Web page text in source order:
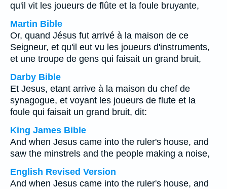
qu'il vit les joueurs de flûte et la foule bruyante,
Martin Bible
Or, quand Jésus fut arrivé à la maison de ce
Seigneur, et qu'il eut vu les joueurs d'instruments,
et une troupe de gens qui faisait un grand bruit,
Darby Bible
Et Jesus, etant arrive à la maison du chef de
synagogue, et voyant les joueurs de flute et la
foule qui faisait un grand bruit, dit:
King James Bible
And when Jesus came into the ruler's house, and
saw the minstrels and the people making a noise,
English Revised Version
And when Jesus came into the ruler's house, and